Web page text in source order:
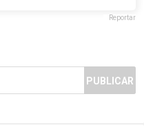
Reportar
PUBLICAR